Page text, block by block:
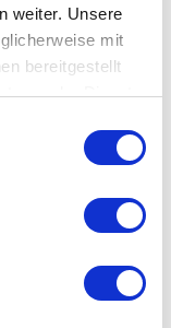
weiter. Unsere
mit
bereitgestellt
der Dienste